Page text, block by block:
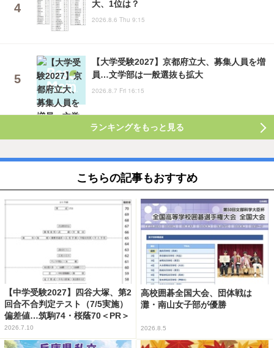
大、1位は？
2026.8.6 Thu 9:15
【大学受験2027】京都府立大、募集人員を増
員…文学部は一般選抜も拡大
2026.8.7 Fri 16:15
ランキングをもっと見る
こちらの記事もおすすめ
【中学受験2027】四谷大塚、第2
回合不合判定テスト（7/5実施）
偏差値…筑駒74・桜蔭70＜PR＞
2026.7.10
高校囲碁全国大会、団体戦は
灘・南山女子部が優勝
2026.8.5